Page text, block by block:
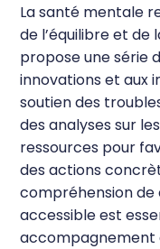
La santé mentale
de l’équilibre et de
propose une série
innovations et aux
soutien des
des analyses sur
ressources pour
des actions
compréhension de
accessible est
accompagnement